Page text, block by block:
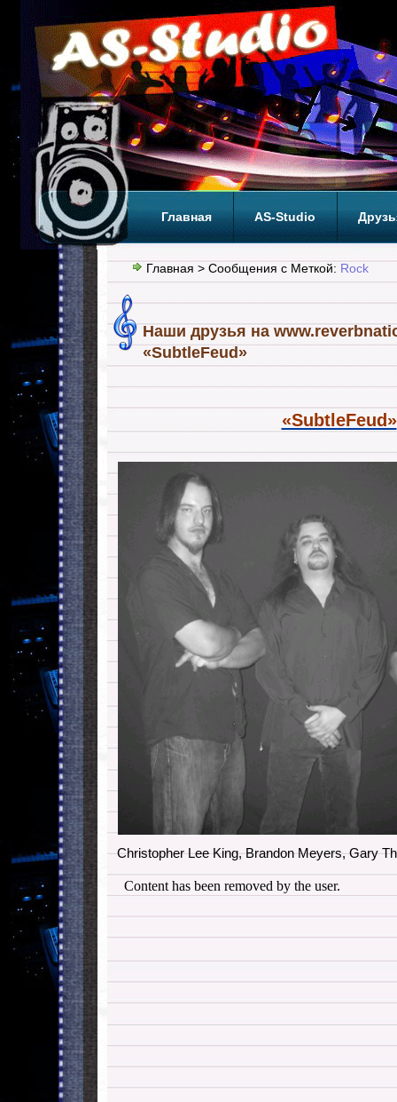
Главная AS-Studio
Теги ТОП
Главная > Сообщения с Меткой: Rock
Наши друзья на
«SubtleFeud»
«SubtleFeud»
Christopher Lee King, Brandon Meyers, Gary